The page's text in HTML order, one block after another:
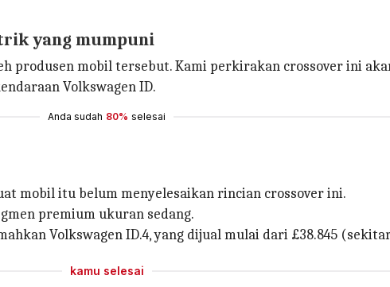
yang mumpuni
produsen mobil tersebut. Kami perkirakan crossover ini
Volkswagen ID.
Anda sudah 80% selesai
mobil itu belum menyelesaikan rincian crossover ini.
premium ukuran sedang.
Volkswagen ID.4, yang dijual mulai dari £38.845
kamu selesai